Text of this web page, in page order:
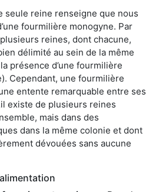
seule reine renseigne que nous
fourmilière monogyne. Par
reines, dont chacune,
délimité au sein de la même
présence d’une fourmilière
Cependant, une fourmilière
entente remarquable entre ses
existe de plusieurs reines
mais dans des
dans la même colonie et dont
dévouées sans aucune